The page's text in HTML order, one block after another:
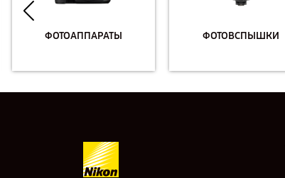
ФОТОАППАРАТЫ ФОТОВСПЫШКИ